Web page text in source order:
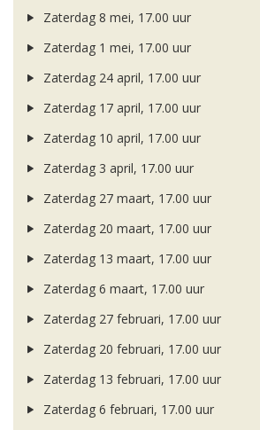
Zaterdag 8 mei, 17.00 uur
Zaterdag 1 mei, 17.00 uur
Zaterdag 24 april, 17.00 uur
Zaterdag 17 april, 17.00 uur
Zaterdag 10 april, 17.00 uur
Zaterdag 3 april, 17.00 uur
Zaterdag 27 maart, 17.00 uur
Zaterdag 20 maart, 17.00 uur
Zaterdag 13 maart, 17.00 uur
Zaterdag 6 maart, 17.00 uur
Zaterdag 27 februari, 17.00 uur
Zaterdag 20 februari, 17.00 uur
Zaterdag 13 februari, 17.00 uur
Zaterdag 6 februari, 17.00 uur